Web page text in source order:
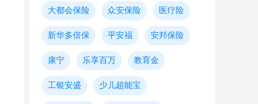
大都会保险 众安保险 医疗险
新华多倍保 平安福 安邦保险
康宁 乐享百万 教育金
工银安盛 少儿超能宝